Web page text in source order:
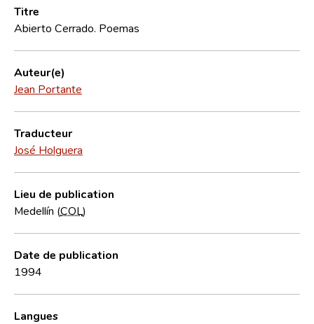
Foire aux questions
CNL
Équipe scientifique
Contact
Titre
Abierto Cerrado. Poemas
Auteur(e)
Jean Portante
Traducteur
José Holguera
Lieu de publication
Medellín (COL )
Date de publication
1994
Langues